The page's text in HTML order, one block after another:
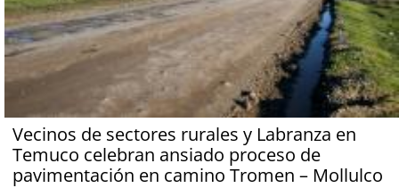
Vecinos de sectores rurales y Labranza en
Temuco celebran ansiado proceso de
pavimentación en camino Tromen – Mollulco